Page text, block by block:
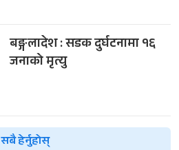
बङ्गलादेश : सडक दुर्घटनामा १६
जनाको मृत्यु
सबै हेर्नुहोस्